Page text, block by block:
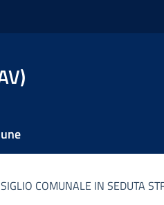
COMUNALE IN SEDUTA